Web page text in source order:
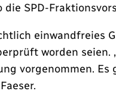
SPD-
einwandfreies
worden seien.
vorgenommen.